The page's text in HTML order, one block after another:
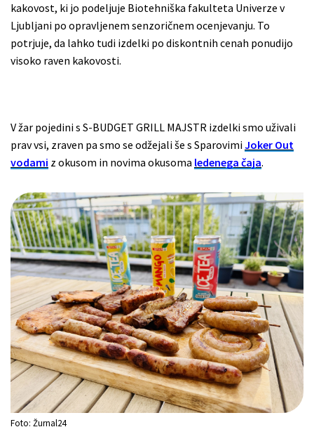
kakovost, ki jo podeljuje Biotehniška fakulteta Univerze v
Ljubljani po opravljenem senzoričnem ocenjevanju. To
potrjuje, da lahko tudi izdelki po diskontnih cenah ponudijo
visoko raven kakovosti.
V žar pojedini s S-BUDGET GRILL MAJSTR izdelki smo uživali
prav vsi, zraven pa smo se odžejali še s SparovimiJoker Out
vodami z okusom in novima okusoma ledenega čaja.
Foto: Žurnal24